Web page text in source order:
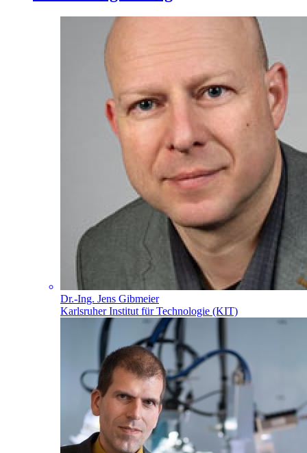
Dr.-Ing. Jens Gibmeier
Karlsruher Institut für Technologie (KIT)